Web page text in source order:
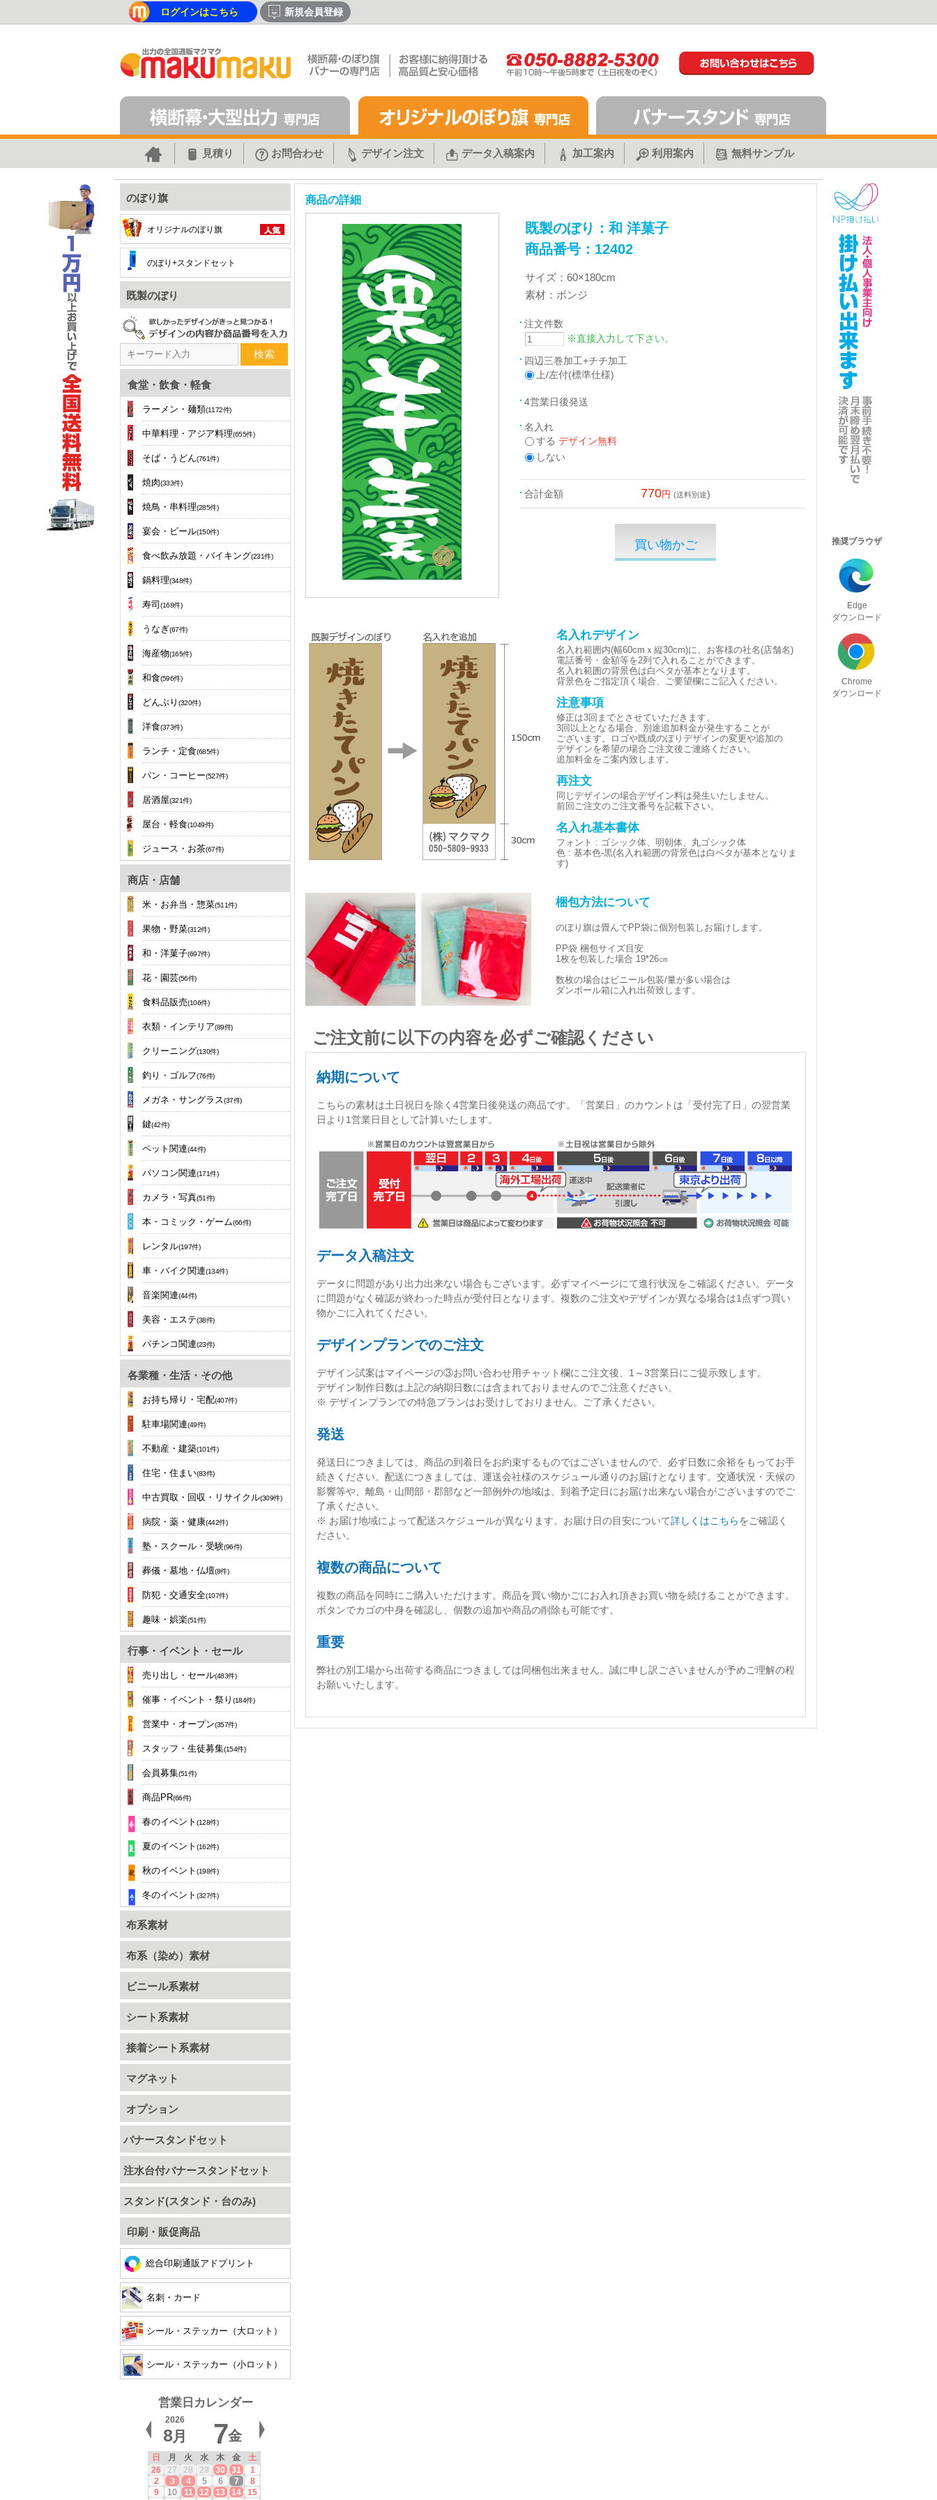
ログインはこちら 新規会員登録
見積り お問合わせ デザイン注文 データ入稿案内 加工案内 利用案内 無料サンプル
のぼり旗
オリジナルのぼり旗
のぼり+スタンドセット
既製のぼり
検索
食堂・飲食・軽食
ラーメン・麺類(1172件)
中華料理・アジア料理(655件)
そば・うどん(761件)
焼肉(333件)
焼鳥・串料理(285件)
宴会・ビール(150件)
食べ飲み放題・バイキング(231件)
鍋料理(348件)
寿司 (168件)
うなぎ(67件)
海産物(165件)
和食(596件)
どんぶり (320件)
洋食(373件)
ランチ・定食(685件)
パン・コーヒー(527件)
居酒屋(321件)
屋台・軽食(1049件)
ジュース・お茶(67件)
商店・店舗
米・お弁当・惣菜(511件)
果物・野菜(312件)
和・洋菓子(697件)
花・園芸(56件)
食料品販売(106件)
衣類・インテリア(89件)
クリーニング(130件)
釣り・ゴルフ(76件)
メガネ・サングラス(37件)
鍵(42件)
ペット関連(44件)
パソコン関連(171件)
カメラ・写真(51件)
本・コミック・ゲーム(66件)
レンタル(197件)
車・バイク関連(134件)
音楽関連(44件)
美容・エステ(38件)
パチンコ関連(23件)
各業種・生活・その他
お持ち帰り・宅配(407件)
駐車場関連(49件)
不動産・建築(101件)
住宅・住まい(83件)
中古買取・回収・リサイクル(309件)
病院・薬・健康(442件)
塾・スクール・受験(96件)
葬儀・墓地・仏壇(8件)
防犯・交通安全(107件)
趣味・娯楽(51件)
行事・イベント・セール
売り出し・セール(483件)
催事・イベント・祭り (184件)
営業中・オープン(357件)
スタッフ・生徒募集(154件)
会員募集(51件)
商品PR(66件)
春のイベント (128件)
夏のイベント (162件)
秋のイベント (198件)
冬のイベント (327件)
布系素材
布系（染め）素材
ビニール系素材
シート系素材
接着シート系素材
マグネット
オプション
バナースタンドセット
注水台付バナースタンドセット
スタンド(スタンド・台のみ)
印刷・販促商品
総合印刷通販アドプリント
名刺・カード
シール・ステッカー（大ロット）
シール・ステッカー（小ロット）
営業日カレンダー
2026
8月 7金
日 月 火 水 木 金
土
26
27 28 29 30 31
1
2
3 4 5 6 7
8
9
10 11 12 13 14
15
推奨ブラウザ
Edge
ダウンロード
Chrome
ダウンロード
商品の詳細
既製のぼり：和 洋菓子
商品番号：12402
サイズ：60×180cm
素材：ポンジ
注文件数
※直接入力して下さい。
四辺三巻加工+チチ加工
上/左付(標準仕様)
4営業日後発送
名入れ
する デザイン無料
しない
合計金額 770 (送料別途)
名入れデザイン
名入れ範囲内(幅60cmｘ縦30cm)に、お客様の社名(店舗名)
電話番号・金額等を2列で入れることができます。
名入れ範囲の背景色は白ベタが基本となります。
背景色をご指定頂く場合、ご要望欄にご記入ください。
注意事項
修正は3回までとさせていただきます。
3回以上となる場合、別途追加料金が発生することが
ございます。ロゴや既成のぼりデザインの変更や追加の
デザインを希望の場合ご注文後ご連絡ください。
追加料金をご案内致します。
再注文
同じデザインの場合デザイン料は発生いたしません。
前回ご注文のご注文番号を記載下さい。
名入れ基本書体
フォント : ゴシック体、明朝体、丸ゴシック体
色 : 基本色-黒(名入れ範囲の背景色は白ベタが基本となりま
す)
梱包方法について
のぼり旗は畳んでPP袋に個別包装しお届けします。
PP袋 梱包サイズ目安
1枚を包装した場合 19*26㎝
数枚の場合はビニール包装/量が多い場合は
ダンボール箱に入れ出荷致します。
ご注文前に以下の内容を必ずご確認ください
納期について
こちらの素材は土日祝日を除く4営業日後発送の商品です。「営業日」のカウントは「受付完了日」の翌営業
日より1営業日目として計算いたします。
データ入稿注文
データに問題があり出力出来ない場合もございます。必ずマイページにて進行状況をご確認ください。 データ
に問題がなく確認が終わった時点が受付日 となります。複数のご注文やデザインが異なる場合は1点ずつ買い
物かごに入れてください。
デザインプランでのご注文
デザイン試案はマイページの③お問い合わせ用チャット欄にご注文後、 1～3営業日にご提示致します。
デザイン制作日数は上記の納期日数には含まれておりませんのでご注意ください。
※ デザインプランでの特急プランはお受けしておりません。ご了承ください。
発送
発送日につきましては、 商品の到着日をお約束するものではございませんので、必ず日数に余裕をもってお手
続きください。配送につきましては、運送会社様のスケジュール通りのお届けとなります。交通状況・天候の
影響等や、離島・山間部・郡部など一部例外の地域は、到着予定日にお届け出来ない場合がございますのでご
了承ください。
※ お届け地域によって配送スケジュールが異なります。お届け日の目安について詳しくはこちらをご確認く
ださい。
複数の商品について
複数の商品を同時にご購入いただけます。商品を買い物かごにお入れ頂きお買い物を続けることができます。
ボタンでカゴの中身を確認し、個数の追加や商品の削除も可能です。
重要
弊社の別工場から出荷する商品につきましては同梱包出来ません。誠に申し訳ございませんが予めご理解の程
お願いいたします。